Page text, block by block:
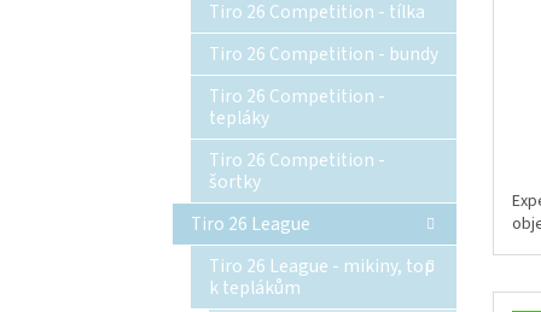
Tiro 26 Competition - tílka
Tiro 26 Competition - bundy
Tiro 26 Competition -
tepláky
Tiro 26 Competition -
šortky
Tiro 26 League
Tiro 26 League - mikiny, top
k teplákům